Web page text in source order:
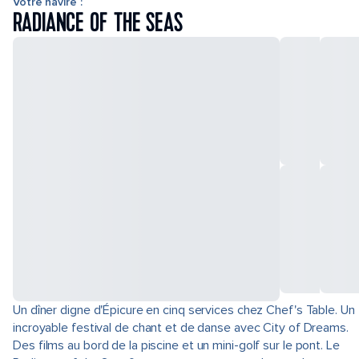
RADIANCE OF THE SEAS
Un dîner digne d'Épicure en cinq services chez Chef's Table. Un
incroyable festival de chant et de danse avec City of Dreams.
Des films au bord de la piscine et un mini-golf sur le pont. Le